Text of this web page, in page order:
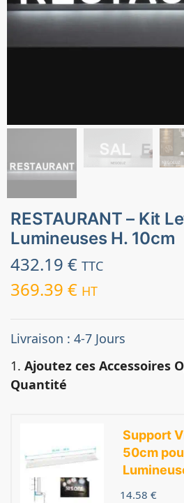
RESTAURANT – Kit
Lumineuses H. 10cm
432.19 € TTC
369.39 € HT
Livraison : 4-7 Jours
1. Ajoutez ces Accessoires
Quantité
Support
50cm
14.58 €